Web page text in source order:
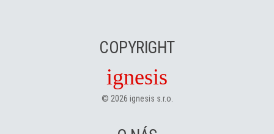
COPYRIGHT
ignesis
© 2026 ignesis s.r.o.